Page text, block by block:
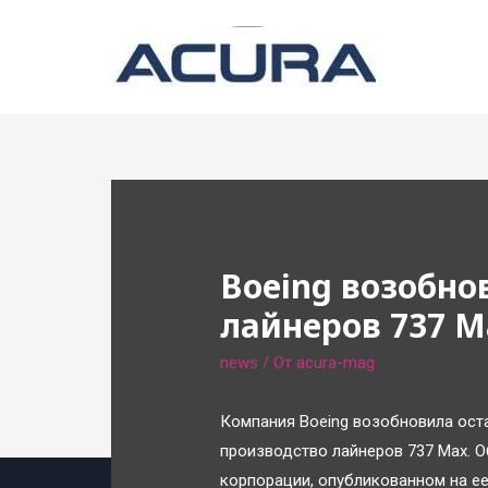
Boeing
лайнеров 737
news / От acura-mag
Компания Boeing возобновила
производство лайнеров 737 Mаx.
корпорации, опубликованном на